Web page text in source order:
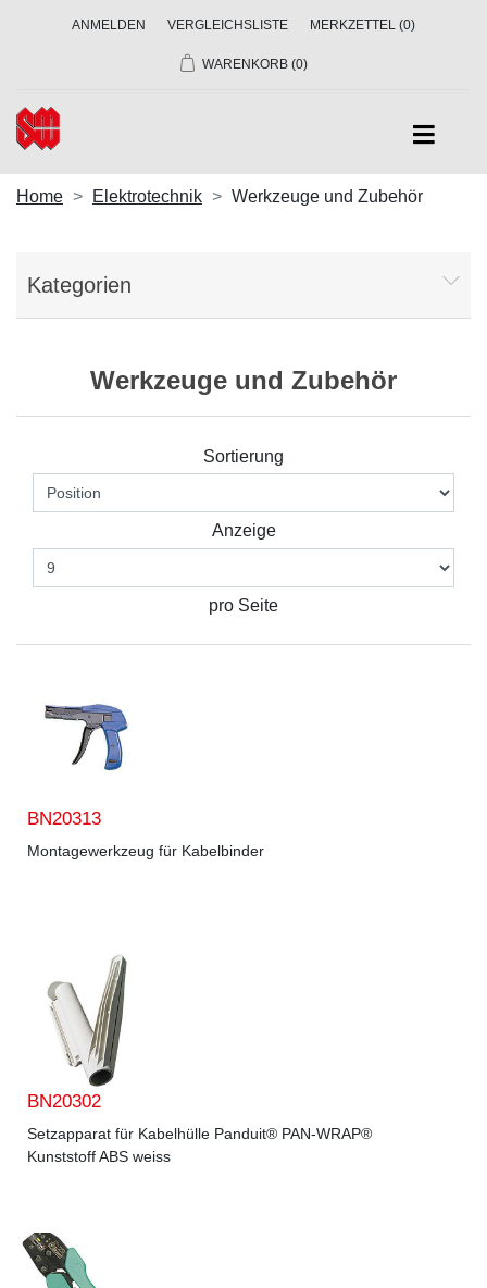
ANMELDEN VERGLEICHSLISTE MERKZETTEL (0)
WARENKORB (0)
Home Elektrotechnik Werkzeuge und Zubehör
Kategorien
Werkzeuge und Zubehör
Sortierung
Anzeige
pro Seite
BN20313
Montagewerkzeug für Kabelbinder
BN20302
Setzapparat für Kabelhülle Panduit® PAN-WRAP®
Kunststoff ABS weiss